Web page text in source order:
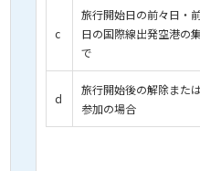
c
旅行開始日の前々日・
日の国際線出発空港の
で
d
旅行開始後の解除また
参加の場合